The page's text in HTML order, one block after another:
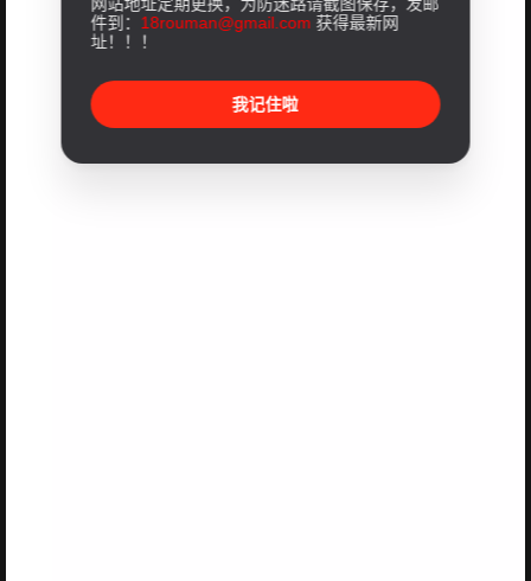
件到： 18rouman@gmail.com 获得最新网
址！！！
我记住啦